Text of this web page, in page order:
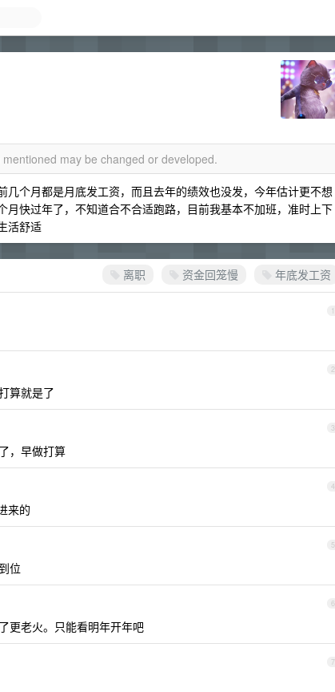
may be changed or developed.
个月都是月底发工资，而且去年的绩效也没发，今年估计更不想
快过年了，不知道合不合适跑路，目前我基本不加班，准时上下
活舒适
离职 资金回笼慢 年底发工资
1
2
算就是了
3
，早做打算
4
来的
5
位
6
更老火。只能看明年开年吧
7